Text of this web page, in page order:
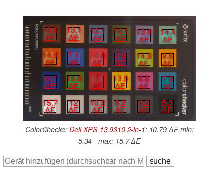
10.6
∆E
13.1
∆E
13.1
∆E
14.1
∆E
13.6
∆E
14.4
∆E
14.9
∆E
7.1
∆E
10.6
∆E
7.6
∆E
14.9
∆E
9.8
∆E
6.7
∆E
15.6
∆E
7
∆E
13.5
∆E
6.6
∆E
7.9
∆E
15.7
∆E
12
∆E
10.2
∆E
8.2
∆E
6.2
∆E
5.3
∆E
ColorCheckerDell XPS 13 9310 2-in-1: 10.79 ∆E min:
5.34 - max: 15.7 ∆E